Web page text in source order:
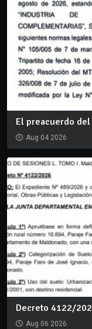
El preacuerdo del
Aug 04 2026
Decreto 4122/
Aug 06 2026